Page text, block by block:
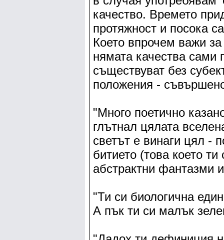
качество. Времето
протяжност и посока
Което впрочем важи
нямата качества сами
съществуват без
положения -
"Много поетично
глътнал цялата
светът е винаги цял -
битието (това което
абстрактни фантазми
"Ти си биологична
А пък ти си малък